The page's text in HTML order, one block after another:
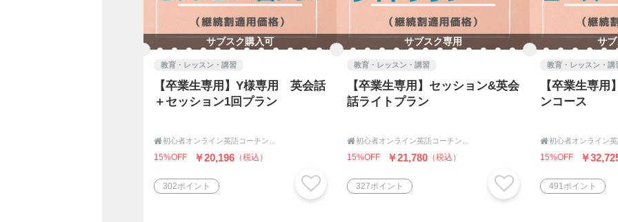
・どんな英語の勉強が必要か？
・どんな経験が必要か？
・どんなスケジュールでやったらいいのか？
という形で、考えていきます。
だから、私たちは「完全カスタマイズ・マンツーマン指導」に拘ってやっております。
GOALがあなたが本当に目指したい未来だからこそ、
毎日ワクワク、大変なことも一緒に乗り越えていけるのです！
サブスク購入可
教育・レッスン・講習
【卒業生専用】Y様専用 英会話
＋セッション1回プラン
 初心者オンライン英語コーチング|English Coaching Academy Tokyo
15%OFF ￥20,196 （税込）
302ポイント
サブスク専用
教育・レッスン・講習
【卒業生専用】セッション&英会
話ライトプラン
 初心者オンライン英語コーチング|English Coaching Academy Tokyo
15%OFF ￥21,780 （税込）
327ポイント
サ
教育・レッスン・講
【卒業生専用
ンコース

15%OFF ￥
491ポイント